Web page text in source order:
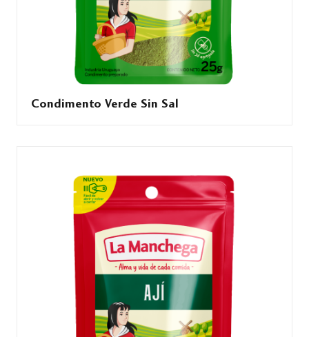
Condimento Verde Sin Sal